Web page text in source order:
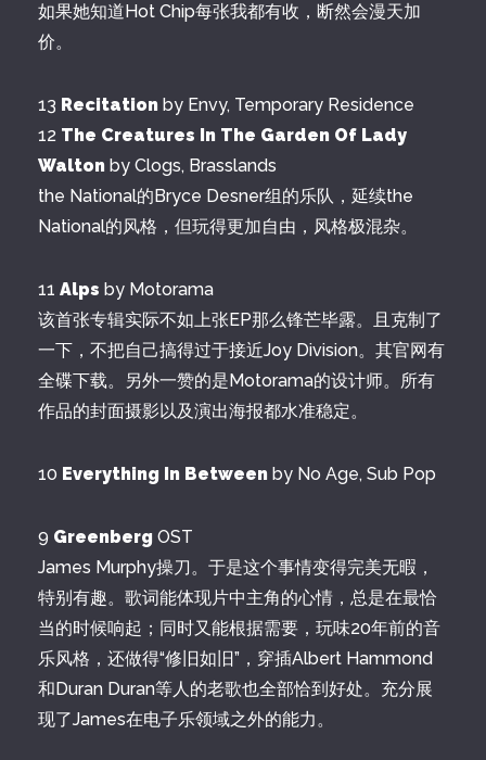
如果她知道Hot Chip每张我都有收，断然会漫天加
价。
13 Recitation by Envy, Temporary Residence
12 The Creatures In The Garden Of Lady
Walton by Clogs, Brasslands
the National的Bryce Desner组的乐队，延续the
National的风格，但玩得更加自由，风格极混杂。
11 Alps by Motorama
该首张专辑实际不如上张EP那么锋芒毕露。且克制了
一下，不把自己搞得过于接近Joy Division。其官网有
全碟下载。另外一赞的是Motorama的设计师。所有
作品的封面摄影以及演出海报都水准稳定。
10 Everything In Between by No Age, Sub Pop
9 Greenberg OST
James Murphy操刀。于是这个事情变得完美无暇，
特别有趣。歌词能体现片中主角的心情，总是在最恰
当的时候响起；同时又能根据需要，玩味20年前的音
乐风格，还做得“修旧如旧”，穿插Albert Hammond
和Duran Duran等人的老歌也全部恰到好处。充分展
现了James在电子乐领域之外的能力。